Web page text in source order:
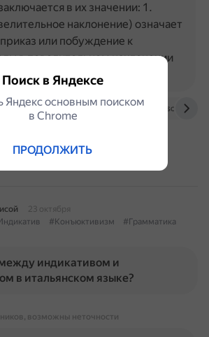
www.garshin.ru scipress.ru
в их значении: 1.
наклонение) означает
или побуждение к
в повелительном наклонении
во…
23 октября
#Конъюктивизм
#Грамматика
индикативом и
в итальянском языке?
возможны неточности
Поиск в Яндексе
Яндекс основным поиском
в Сhrome
ПРОДОЛЖИТЬ